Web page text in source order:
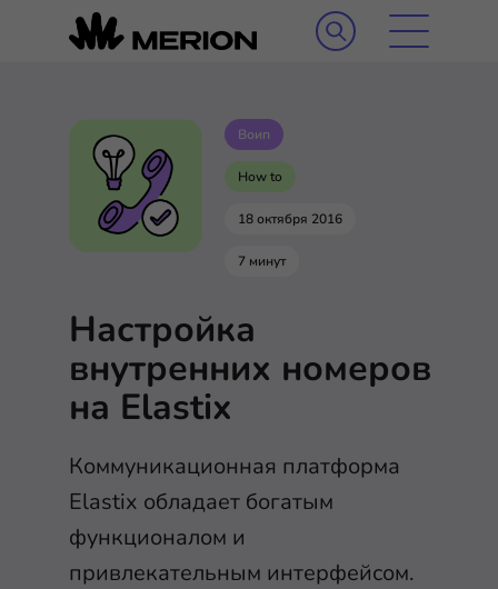
Воип
How to
18 октября 2016
7 минут
Настройка
внутренних номеров
на Elastix
Коммуникационная платформа
Elastix обладает богатым
функционалом и
привлекательным интерфейсом.